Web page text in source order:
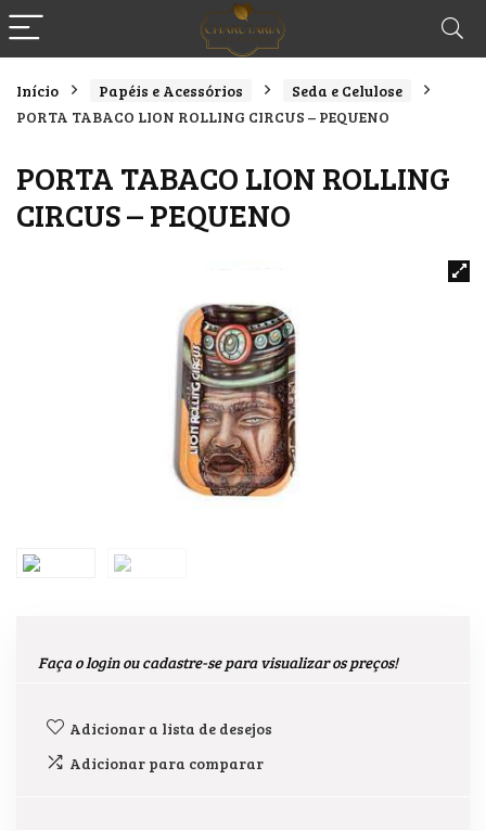
Início Papéis e Acessórios
Seda e Celulose
PORTA TABACO LION ROLLING CIRCUS – PEQUENO
PORTA TABACO LION ROLLING
CIRCUS – PEQUENO
Faça o login ou cadastre-se para visualizar os preços!
Adicionar a lista de desejos
Adicionar para comparar